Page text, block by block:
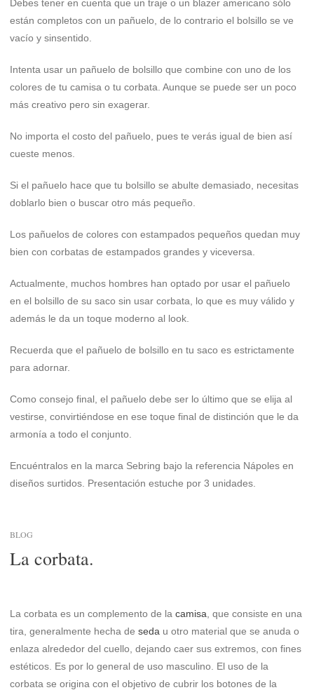
Debes tener en cuenta que un traje o un blazer americano sólo
están completos con un pañuelo, de lo contrario el bolsillo se ve
vacío y sinsentido.
Intenta usar un pañuelo de bolsillo que combine con uno de los
colores de tu camisa o tu corbata. Aunque se puede ser un poco
más creativo pero sin exagerar.
No importa el costo del pañuelo, pues te verás igual de bien así
cueste menos.
Si el pañuelo hace que tu bolsillo se abulte demasiado, necesitas
doblarlo bien o buscar otro más pequeño.
Los pañuelos de colores con estampados pequeños quedan muy
bien con corbatas de estampados grandes y viceversa.
Actualmente, muchos hombres han optado por usar el pañuelo
en el bolsillo de su saco sin usar corbata, lo que es muy válido y
además le da un toque moderno al look.
Recuerda que el pañuelo de bolsillo en tu saco es estrictamente
para adornar.
Como consejo final, el pañuelo debe ser lo último que se elija al
vestirse, convirtiéndose en ese toque final de distinción que le da
armonía a todo el conjunto.
Encuéntralos en la marca Sebring bajo la referencia Nápoles en
diseños surtidos. Presentación estuche por 3 unidades.
BLOG
La corbata.
La corbata es un complemento de la camisa , que consiste en una
tira, generalmente hecha de seda u otro material que se anuda o
enlaza alrededor del cuello, dejando caer sus extremos, con fines
estéticos. Es por lo general de uso masculino. El uso de la
corbata se origina con el objetivo de cubrir los botones de la